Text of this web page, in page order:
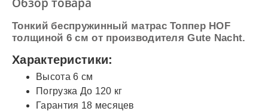
✓ Подробнее
Тонкий беспружинный матрас Топпер HOF
толщиной 6 см от производителя Gute Nacht.
Характеристики:
Высота 6 см
Погрузка До 120 кг
Гарантия 18 месяцев